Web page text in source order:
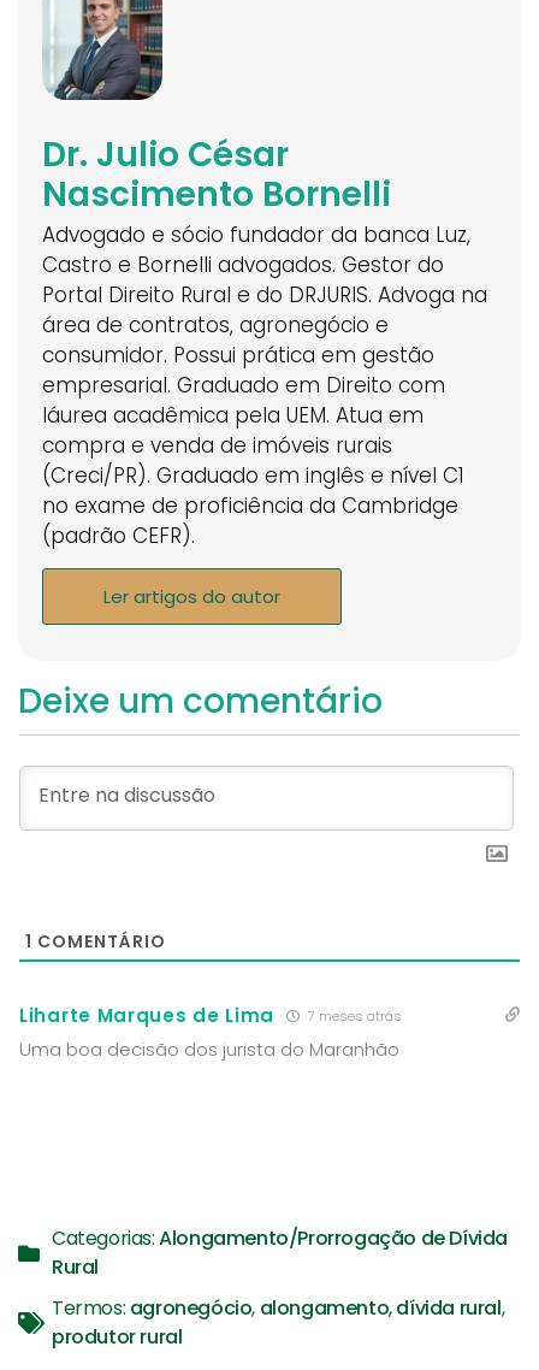
Dr. Julio César
Nascimento Bornelli
Advogado e sócio fundador da banca Luz,
Castro e Bornelli advogados. Gestor do
Portal Direito Rural e do DRJURIS. Advoga na
área de contratos, agronegócio e
consumidor. Possui prática em gestão
empresarial. Graduado em Direito com
láurea acadêmica pela UEM. Atua em
compra e venda de imóveis rurais
(Creci/PR). Graduado em inglês e nível C1
no exame de proficiência da Cambridge
(padrão CEFR).
Ler artigos do autor
Deixe um comentário
1 COMENTÁRIO
Liharte Marques de Lima 7 meses atrás
Uma boa decisão dos jurista do Maranhão
Categorias:Alongamento/Prorrogação de Dívida
Rural
Termos: agronegócio, alongamento,dívida rural,
produtor rural